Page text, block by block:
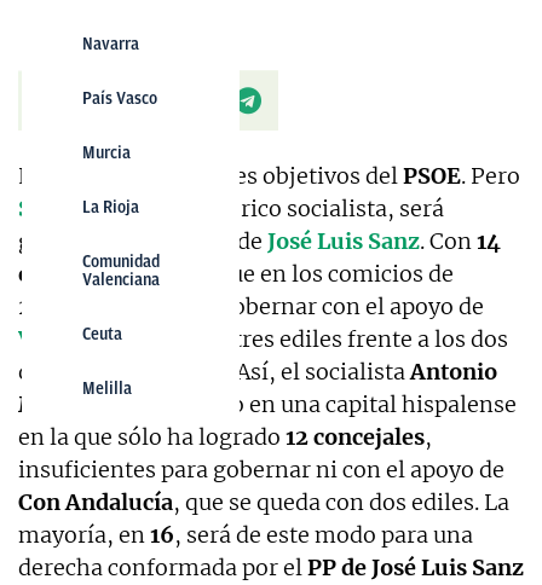
Navarra
País Vasco
Murcia
La Rioja
Comunidad
Valenciana
Ceuta
Melilla
Era uno de los grandes objetivos delPSOE. Pero
Sevilla, bastión histórico socialista, será
gobernado por el
de José Luis Sanz. Con14
escaños-seis más que en los comicios de
2019-, el
podrá gobernar con el apoyo de
Vox
, que ha logrado tres ediles frente a los dos
de hace cuatro años. Así, el socialistaAntonio
Muñoz
cae derrotado en una capital hispalense
en la que sólo ha logrado 12 concejales,
insuficientes para gobernar ni con el apoyo de
Con Andalucía, que se queda con dos ediles. La
mayoría, en16, será de este modo para una
derecha conformada por elPP de José Luis Sanz